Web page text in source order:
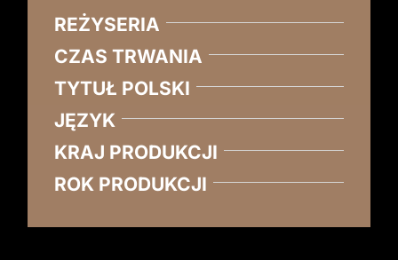
REŻYSERIA
CZAS TRWANIA
TYTUŁ POLSKI
JĘZYK
KRAJ PRODUKCJI
ROK PRODUKCJI